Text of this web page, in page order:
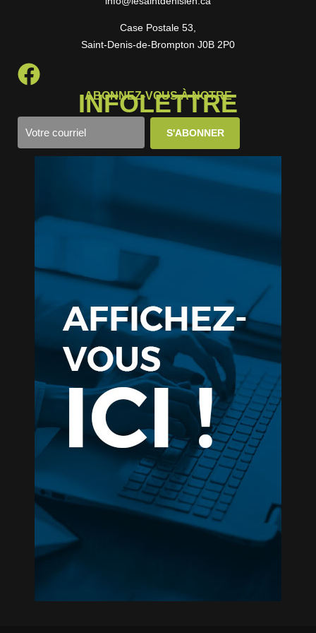
Case Postale 53,
Saint-Denis-de-Brompton J0B 2P0
ABONNEZ-VOUS À NOTRE
INFOLETTRE